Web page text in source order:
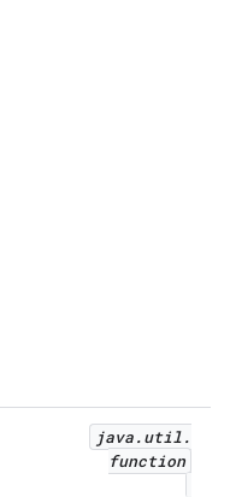
java.util.
function